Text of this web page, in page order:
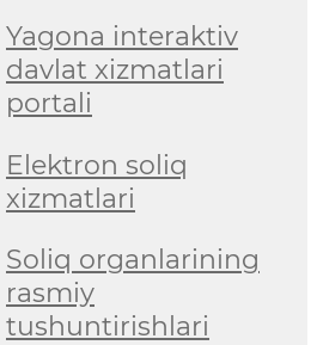
Yagona interaktiv
davlat xizmatlari
portali
Elektron soliq
xizmatlari
Soliq organlarining
rasmiy
tushuntirishlari